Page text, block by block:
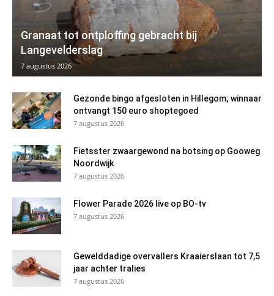
Granaat tot ontploffing gebracht bij
Langevelderslag
7 augustus 2026
Gezonde bingo afgesloten in Hillegom; winnaar
ontvangt 150 euro shoptegoed
7 augustus 2026
Fietsster zwaargewond na botsing op Gooweg
Noordwijk
7 augustus 2026
Flower Parade 2026 live op BO-tv
7 augustus 2026
Gewelddadige overvallers Kraaierslaan tot 7,5
jaar achter tralies
7 augustus 2026